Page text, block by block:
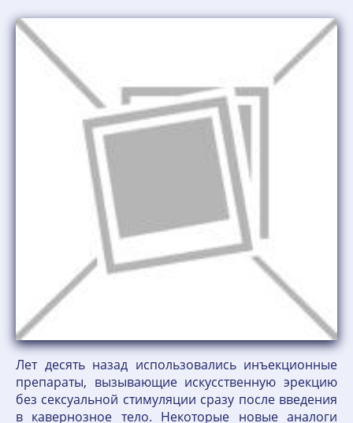
Лет десять назад использовались инъекционные
препараты, вызывающие искусственную эрекцию
без сексуальной стимуляции сразу после введения
в кавернозное тело. Некоторые новые аналоги